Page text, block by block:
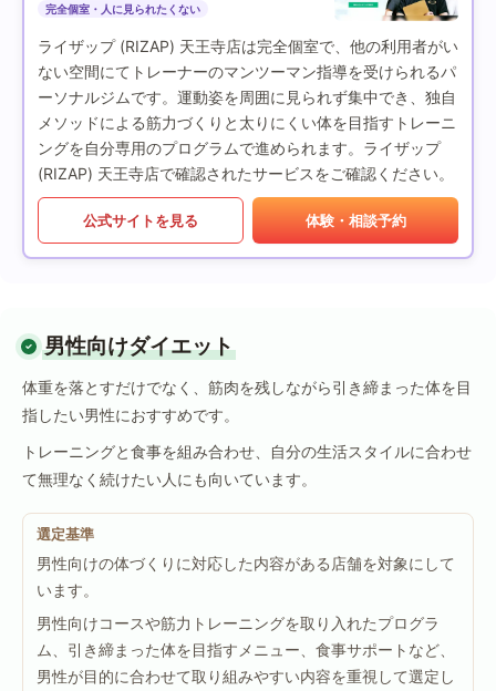
完全個室・人に見られたくない
ライザップ (RIZAP) 天王寺店は完全個室で、他の利用者がい
ない空間にてトレーナーのマンツーマン指導を受けられるパ
ーソナルジムです。運動姿を周囲に見られず集中でき、独自
メソッドによる筋力づくりと太りにくい体を目指すトレーニ
ングを自分専用のプログラムで進められます。ライザップ
(RIZAP) 天王寺店で確認されたサービスをご確認ください。
公式サイトを見る 体験・相談予約
男性向けダイエット
体重を落とすだけでなく、筋肉を残しながら引き締まった体を目
指したい男性におすすめです。
トレーニングと食事を組み合わせ、自分の生活スタイルに合わせ
て無理なく続けたい人にも向いています。
選定基準
男性向けの体づくりに対応した内容がある店舗を対象にして
います。
男性向けコースや筋力トレーニングを取り入れたプログラ
ム、引き締まった体を目指すメニュー、食事サポートなど、
男性が目的に合わせて取り組みやすい内容を重視して選定し